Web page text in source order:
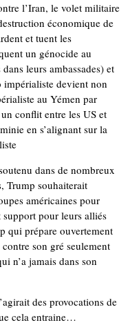
l’Iran, le volet militaire
économique de
et tuent les
un génocide au
leurs ambassades) et
impérialiste devient non
au Yémen par
conflit entre les US et
en s’alignant sur la
dans de nombreux
Trump souhaiterait
américaines pour
support pour leurs alliés
qui prépare ouvertement
son gré seulement
n’a jamais dans son
des provocations de
cela entraine…